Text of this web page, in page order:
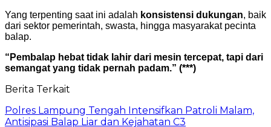
Yang terpenting saat ini adalah konsistensi dukungan, baik
dari sektor pemerintah, swasta, hingga masyarakat pecinta
balap.
“Pembalap hebat tidak lahir dari mesin tercepat, tapi dari
semangat yang tidak pernah padam.” (***)
Berita Terkait
Polres Lampung Tengah Intensifkan Patroli Malam,
Antisipasi Balap Liar dan Kejahatan C3